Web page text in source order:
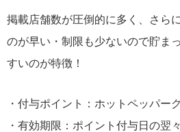
掲載店舗数が圧倒的に多く、さら
のが早い・制限も少ないので貯ま
すいのが特徴！
・付与ポイント：ホットペッパー
・有効期限：ポイント付与日の